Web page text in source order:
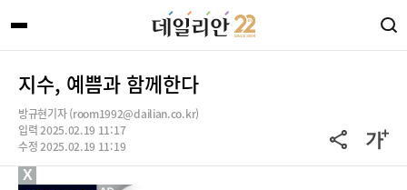
지수, 예쁨과 함께한다
방규현기자 (room1992@dailian.co.kr)
입력 2025.02.19 11:17
수정 2025.02.19 11:19
X